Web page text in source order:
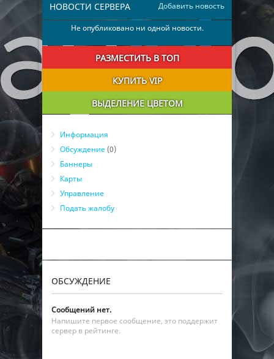
Добавить новость
НОВОСТИ СЕРВЕРА
Не опубликовано ни одной новости.
РАЗМЕСТИТЬ В ТОП
КУПИТЬ VIP
ВЫДЕЛЕНИЕ ЦВЕТОМ
Информация
Обсуждение (0)
Баннеры
Карты
Управление
Подать жалобу
ОБСУЖДЕНИЕ
Сообщений нет.
Напишите первое сообщение, это поддержит
сервер в рейтинге.